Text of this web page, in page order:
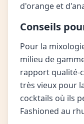
d'orange et
Conseils
Pour la
milieu de
rapport qualité-
très vieux pour
cocktails où ils
Fashioned au